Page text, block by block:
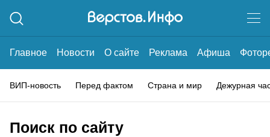
Главное Новости О сайте Реклама Афиша
ВИП-новость Перед фактом Страна и мир Дежурная
Поиск по сайту